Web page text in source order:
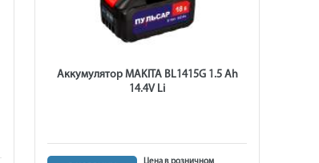
Аккумулятор MAKITA BL1415G 1.5 Ah
14.4V Li